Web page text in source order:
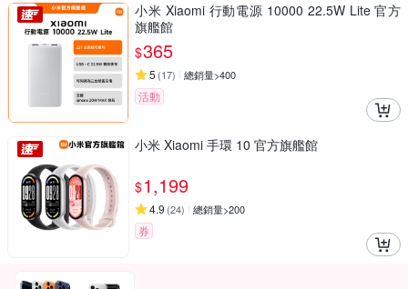
小米 Xiaomi 行動電源 10000 22.5W Lite 官方
旗艦館
$365
5 (17) 總銷量>400
活動
小米 Xiaomi 手環 10 官方旗艦館
$1,199
4.9 (24) 總銷量>200
券